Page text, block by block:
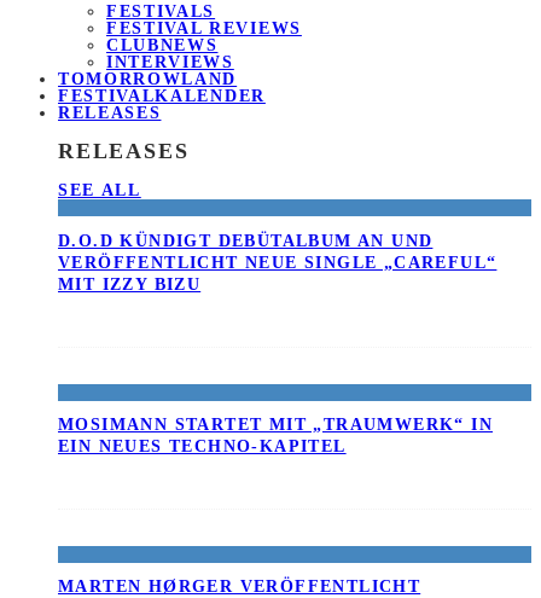
FESTIVALS
FESTIVAL REVIEWS
CLUBNEWS
INTERVIEWS
TOMORROWLAND
FESTIVALKALENDER
RELEASES
RELEASES
SEE ALL
D.O.D KÜNDIGT DEBÜTALBUM AN UND
VERÖFFENTLICHT NEUE SINGLE „CAREFUL“
MIT IZZY BIZU
MOSIMANN STARTET MIT „TRAUMWERK“ IN
EIN NEUES TECHNO-KAPITEL
MARTEN HØRGER VERÖFFENTLICHT